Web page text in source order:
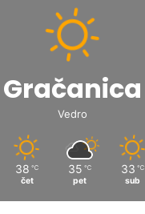
Gračanica
Vedro
38 ℃
čet
35 ℃
pet
33 ℃
sub